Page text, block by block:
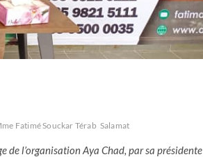
Fatimé Souckar Térab Salamat
de l’organisation Aya Chad, par sa présidente